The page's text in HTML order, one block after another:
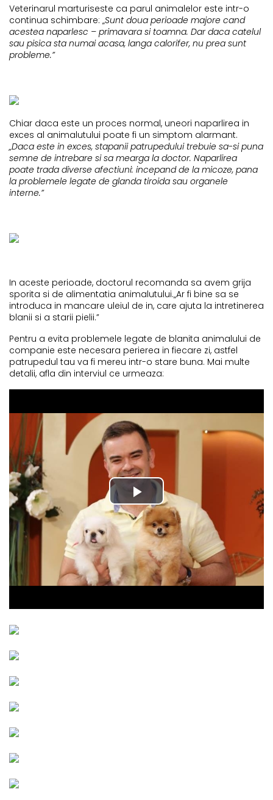
Veterinarul marturiseste ca parul animalelor este intr-o
continua schimbare: „Sunt doua perioade majore cand
acestea naparlesc – primavara si toamna. Dar daca catelul
sau pisica sta numai acasa, langa calorifer, nu prea sunt
probleme.”
Chiar daca este un proces normal, uneori naparlirea in
exces al animalutului poate fi un simptom alarmant.
„Daca este in exces, stapanii patrupedului trebuie sa-si puna
semne de intrebare si sa mearga la doctor. Naparlirea
poate trada diverse afectiuni: incepand de la micoze, pana
la problemele legate de glanda tiroida sau organele
interne.”
In aceste perioade, doctorul recomanda sa avem grija
sporita si de alimentatia animalutului.„Ar fi bine sa se
introduca in mancare uleiul de in, care ajuta la intretinerea
blanii si a starii pielii.”
Pentru a evita problemele legate de blanita animalului de
companie este necesara perierea in fiecare zi, astfel
patrupedul tau va fi mereu intr-o stare buna. Mai multe
detalii, afla din interviul ce urmeaza: